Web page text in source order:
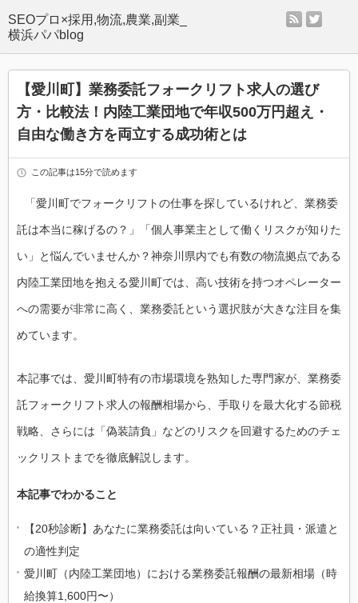
SEOプロ×採用,物流,農業,副業_
横浜パパblog
rss
【愛川町】業務委託フォークリフト求人の選び
方・比較法！内陸工業団地で年収500万円超え・
自由な働き方を両立する成功術とは
この記事は15分で読めます
「愛川町でフォークリフトの仕事を探しているけれど、業務委
託は本当に稼げるの？」「個人事業主として働くリスクが知りた
い」と悩んでいませんか？神奈川県内でも有数の物流拠点である
内陸工業団地を抱える愛川町では、高い技術を持つオペレーター
への需要が非常に高く、業務委託という選択肢が大きな注目を集
めています。
本記事では、愛川町特有の市場環境を熟知した専門家が、業務委
託フォークリフト求人の報酬相場から、手取りを最大化する節税
戦略、さらには「偽装請負」などのリスクを回避するためのチェ
ックリストまでを徹底解説します。
本記事でわかること
【20秒診断】あなたに業務委託は向いている？正社員・派遣と
の適性判定
愛川町（内陸工業団地）における業務委託報酬の最新相場（時
給換算1,600円〜）